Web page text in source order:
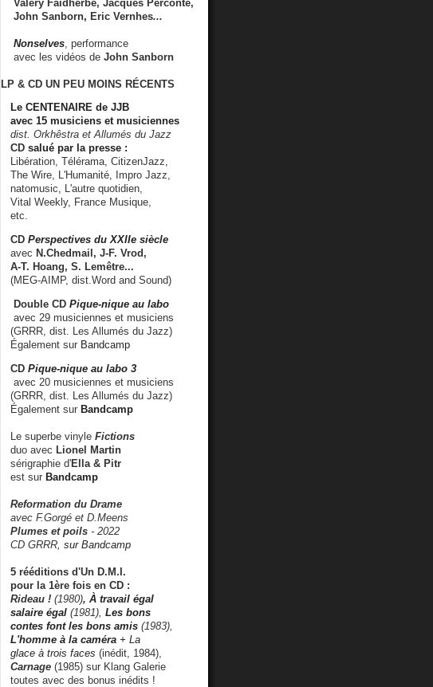
Valéry Faidherbe, Jacques Perconte,
John Sanborn, Eric Vernhes...
Nonselves , performance
avec les vidéos de John Sanborn
LP & CD UN PEU MOINS RÉCENTS
Le CENTENAIRE de JJB
avec 15 musiciens et musiciennes
dist. Orkhêstra et Allumés du Jazz
CD salué par la presse :
Libération, Télérama, CitizenJazz,
The Wire, L'Humanité, Impro Jazz,
natomusic, L'autre quotidien,
Vital Weekly, France Musique,
etc.
CD Perspectives du XXIIe siècle
avec N.Chedmail, J-F. Vrod,
A-T. Hoang, S. Lemêtre...
(MEG-AIMP, dist.Word and Sound)
Double CD Pique-nique au labo
avec 29 musiciennes et musiciens
(GRRR, dist. Les Allumés du Jazz)
Également sur Bandcamp
CD Pique-nique au labo 3
avec 20 musiciennes et musiciens
(GRRR, dist. Les Allumés du Jazz)
Également sur Bandcamp
Le superbe vinyle Fictions
duo avec Lionel Martin
sérigraphie d'Ella & Pitr
est sur Bandcamp
Reformation du Drame
avec F.Gorgé et D.Meens
Plumes et poils - 2022
CD GRRR, sur Bandcamp
5 rééditions d'Un D.M.I.
pour la 1ère fois en CD :
Rideau ! (1980), À travail égal
salaire égal (1981), Les bons
contes font les bons amis (1983),
L'homme à la caméra + La
glace à trois faces (inédit, 1984),
Carnage (1985) sur Klang Galerie
toutes avec des bonus inédits !